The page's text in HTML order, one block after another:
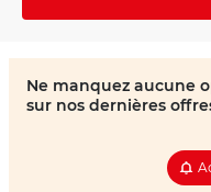
Ne manquez aucune
sur nos dernières